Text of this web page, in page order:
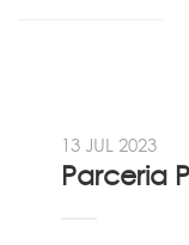
13 JUL 2023